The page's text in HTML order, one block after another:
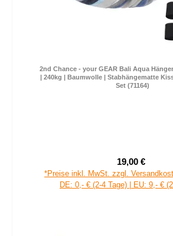
2nd Chance - your GEAR Bali Aqua
| 240kg | Baumwolle | Stabhängematte
Set (71164)
19,00 €
*Preise inkl. MwSt. zzgl.
DE: 0,- € (2-4 Tage) | EU: 9,- €